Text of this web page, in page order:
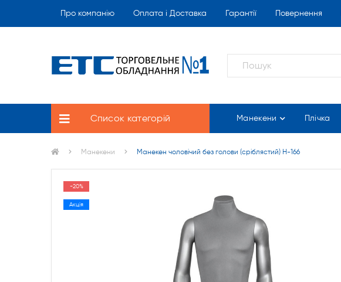
Про компанію Оплата і Доставка Гарантії Повернення
Список категорій Манекени Плічка
Манекени Манекен чоловічий без голови (сріблястий) Н-166
-20%
Акція